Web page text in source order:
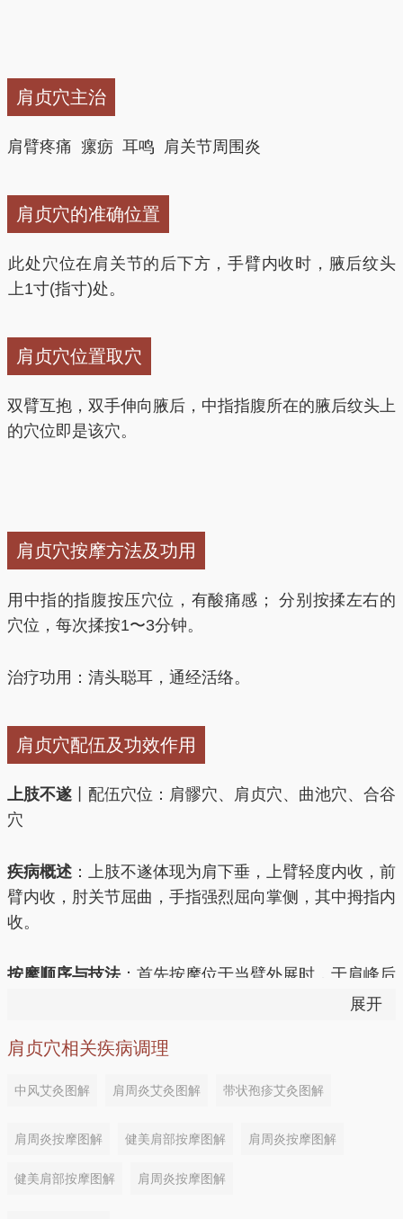
肩贞穴主治
肩臂疼痛 瘰疬 耳鸣 肩关节周围炎
肩贞穴的准确位置
此处穴位在肩关节的后下方，手臂内收时，腋后纹头
上1寸(指寸)处。
肩贞穴位置取穴
双臂互抱，双手伸向腋后，中指指腹所在的腋后纹头上
的穴位即是该穴。
肩贞穴按摩方法及功用
用中指的指腹按压穴位，有酸痛感； 分别按揉左右的
穴位，每次揉按1〜3分钟。
治疗功用：清头聪耳，通经活络。
肩贞穴配伍及功效作用
上肢不遂 丨配伍穴位：肩髎穴、肩贞穴、曲池穴、合谷
穴
疾病概述 ：上肢不遂体现为肩下垂，上臂轻度内收，前
臂内收，肘关节屈曲，手指强烈屈向掌侧，其中拇指内
收。
按摩顺序与技法：首先按摩位于当臂外展时，于肩峰后
下方呈现凹陷处肩髎穴2分钟，再按摩肩贞穴2分钟，
肩周炎 丨配伍穴位：合谷穴、肩贞穴、肩髎穴、内关
展开
肩贞穴相关疾病调理
中风艾灸图解 肩周炎艾灸图解 带状孢疹艾灸图解
肩周炎按摩图解 健美肩部按摩图解 肩周炎按摩图解
健美肩部按摩图解 肩周炎按摩图解